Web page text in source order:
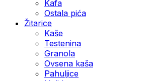
Kafa
Ostala pića
Žitarice
Kaše
Testenina
Granola
Ovsena kaša
Pahuljice